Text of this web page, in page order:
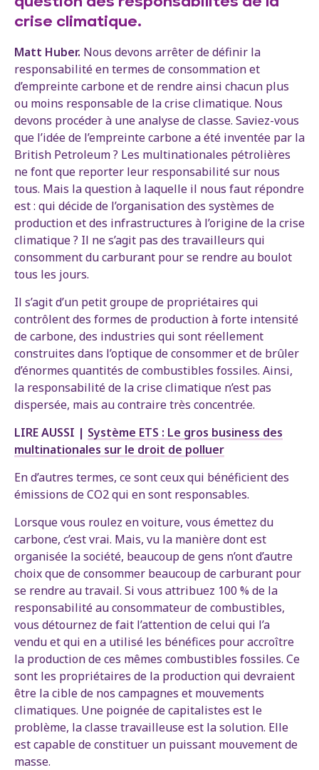
crise climatique.
Matt Huber. Nous devons arrêter de définir la
responsabilité en termes de consommation et
d’empreinte carbone et de rendre ainsi chacun plus
ou moins responsable de la crise climatique. Nous
devons procéder à une analyse de classe. Saviez-vous
que l’idée de l’empreinte carbone a été inventée par la
British Petroleum ? Les multinationales pétrolières
ne font que reporter leur responsabilité sur nous
tous. Mais la question à laquelle il nous faut répondre
est : qui décide de l’organisation des systèmes de
production et des infrastructures à l’origine de la crise
climatique ? Il ne s’agit pas des travailleurs qui
consomment du carburant pour se rendre au boulot
tous les jours.
Il s’agit d’un petit groupe de propriétaires qui
contrôlent des formes de production à forte intensité
de carbone, des industries qui sont réellement
construites dans l’optique de consommer et de brûler
d’énormes quantités de combustibles fossiles. Ainsi,
la responsabilité de la crise climatique n’est pas
dispersée, mais au contraire très concentrée.
LIRE AUSSI | Système ETS : Le gros business des
multinationales sur le droit de polluer
En d’autres termes, ce sont ceux qui bénéficient des
émissions de CO2 qui en sont responsables.
Lorsque vous roulez en voiture, vous émettez du
carbone, c’est vrai. Mais, vu la manière dont est
organisée la société, beaucoup de gens n’ont d’autre
choix que de consommer beaucoup de carburant pour
se rendre au travail. Si vous attribuez 100 % de la
responsabilité au consommateur de combustibles,
vous détournez de fait l’attention de celui qui l’a
vendu et qui en a utilisé les bénéfices pour accroître
la production de ces mêmes combustibles fossiles. Ce
sont les propriétaires de la production qui devraient
être la cible de nos campagnes et mouvements
climatiques. Une poignée de capitalistes est le
problème, la classe travailleuse est la solution. Elle
est capable de constituer un puissant mouvement de
masse.